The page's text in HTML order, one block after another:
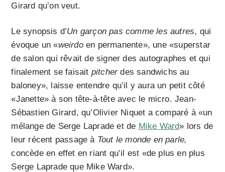
Girard qu’on veut.
Le synopsis d’Un garçon pas comme les autres, qui
évoque un «weirdoen permanente», une «superstar
de salon qui rêvait de signer des autographes et qui
finalement se faisait pitcherdes sandwichs au
baloney», laisse entendre qu’il y aura un petit côté
«Janette» à son tête-à-tête avec le micro. Jean-
Sébastien Girard, qu’Olivier Niquet a comparé à «un
mélange de Serge Laprade et de Mike Ward» lors de
leur récent passage à Tout le monde en parle,
concède en effet en riant qu’il est «de plus en plus
Serge Laprade que Mike Ward».